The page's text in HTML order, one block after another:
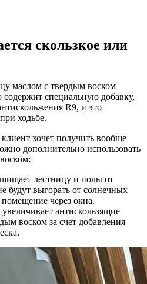
скользкое или
маслом с твердым воском
специальную добавку,
R9, и это
ходьбе.
хочет получить вообще
дополнительно использовать
лестницу и полы от
будут выгорать от солнечных
через окна.
антискользящие
воском за счет добавления